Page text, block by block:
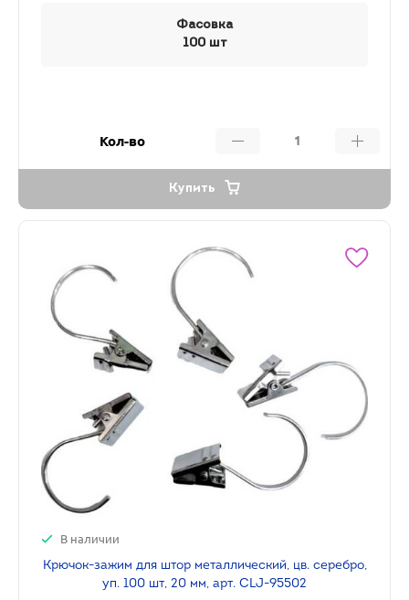
Фасовка
100 шт
Кол-во
Купить
В наличии
Крючок-зажим для штор металлический, цв. серебро,
уп. 100 шт, 20 мм, арт. CLJ-95502